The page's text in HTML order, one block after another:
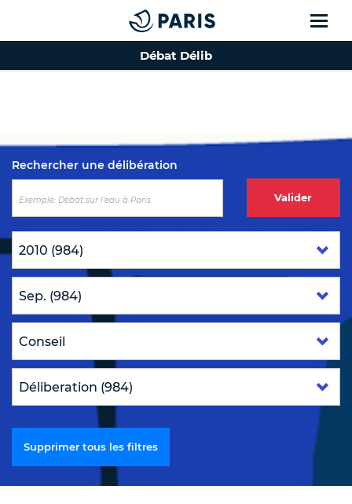
Top of the page
Débat Délib
Rechercher une délibération
Valider
Supprimer tous les filtres